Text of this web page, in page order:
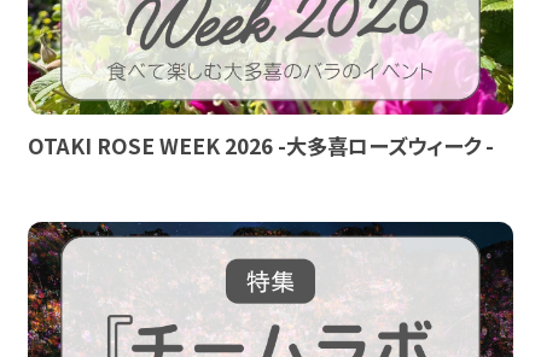
OTAKI ROSE WEEK 2026 -大多喜ローズウィーク -